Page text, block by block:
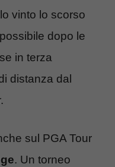
vinto lo scorso
dopo le
in terza
distanza dal
sul PGA Tour
. Un torneo